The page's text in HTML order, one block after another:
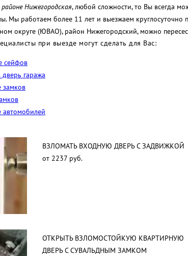
Нижегородская, любой сложности, то Вы всегда
Мы работаем более 11 лет и выезжаем
округе (ЮВАО), район Нижегородский, можно
при выезде могут сделать для Вас:
сейфов
дверь гаража
замков
автомобилей
ВЗЛОМАТЬ ВХОДНУЮ ДВЕРЬ С ЗАДВИЖКОЙ
от 2237 руб.
ОТКРЫТЬ ВЗЛОМОСТОЙКУЮ КВАРТИРНУЮ
ДВЕРЬ С СУВАЛЬДНЫМ ЗАМКОМ